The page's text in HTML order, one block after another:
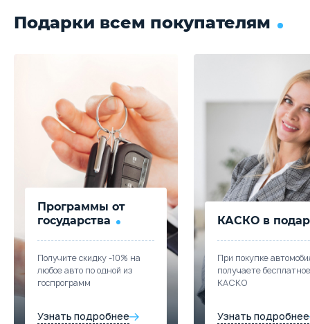
Подарки всем покупателям
Программы от
государства
Получите скидку -10% на
любое авто по одной из
госпрограмм
Узнать подробнее
КАСКО в
При покупке
получаете бесплатное
КАСКО
Узнать подробнее